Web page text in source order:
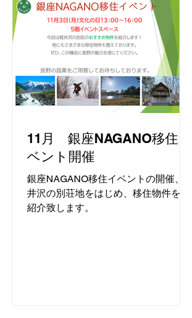
11月 銀座NAGANO移住イ
ベント開催
銀座NAGANO移住イベントの開催、軽
井沢の別荘地をはじめ、移住物件をご
紹介致します。